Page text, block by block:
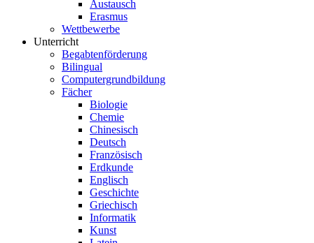
Austausch
Erasmus
Wettbewerbe
Unterricht
Begabtenförderung
Bilingual
Computergrundbildung
Fächer
Biologie
Chemie
Chinesisch
Deutsch
Französisch
Erdkunde
Englisch
Geschichte
Griechisch
Informatik
Kunst